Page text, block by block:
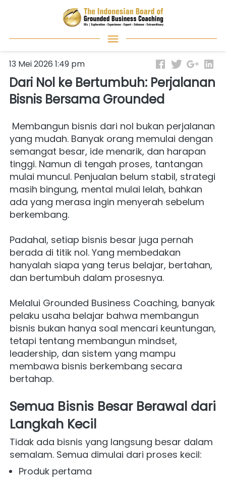
13 Mei 2026 1:49 pm
Dari Nol ke Bertumbuh: Perjalanan
Bisnis Bersama Grounded
yang mudah. Banyak orang memulai dengan
semangat besar, ide menarik, dan harapan
tinggi. Namun di tengah proses, tantangan
mulai muncul. Penjualan belum stabil, strategi
masih bingung, mental mulai lelah, bahkan
ada yang merasa ingin menyerah sebelum
berkembang.
Padahal, setiap bisnis besar juga pernah
berada di titik nol. Yang membedakan
hanyalah siapa yang terus belajar, bertahan,
dan bertumbuh dalam prosesnya.
Melalui Grounded Business Coaching, banyak
pelaku usaha belajar bahwa membangun
bisnis bukan hanya soal mencari keuntungan,
tetapi tentang membangun mindset,
leadership, dan sistem yang mampu
membawa bisnis berkembang secara
bertahap.
Semua Bisnis Besar Berawal dari
Langkah Kecil
Tidak ada bisnis yang langsung besar dalam
semalam. Semua dimulai dari proses kecil:
Produk pertama